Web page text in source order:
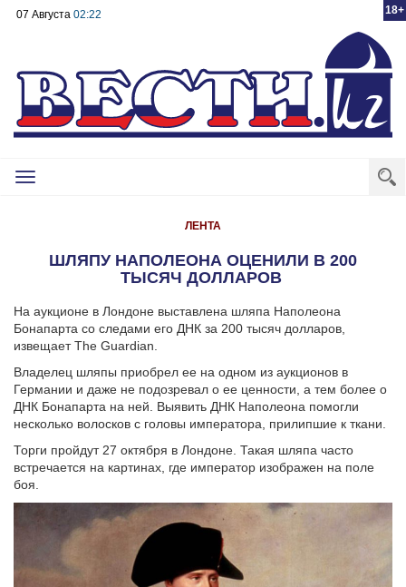
18+
07 Августа 02:22
Toggle
ЛЕНТА
ШЛЯПУ НАПОЛЕОНА ОЦЕНИЛИ В 200
ТЫСЯЧ ДОЛЛАРОВ
На аукционе в Лондоне выставлена шляпа Наполеона
Бонапарта со следами его ДНК за 200 тысяч долларов,
извещает The Guardian.
Владелец шляпы приобрел ее на одном из аукционов в
Германии и даже не подозревал о ее ценности, а тем более о
ДНК Бонапарта на ней. Выявить ДНК Наполеона помогли
несколько волосков с головы императора, прилипшие к ткани.
Торги пройдут 27 октября в Лондоне. Такая шляпа часто
встречается на картинах, где император изображен на поле
боя.